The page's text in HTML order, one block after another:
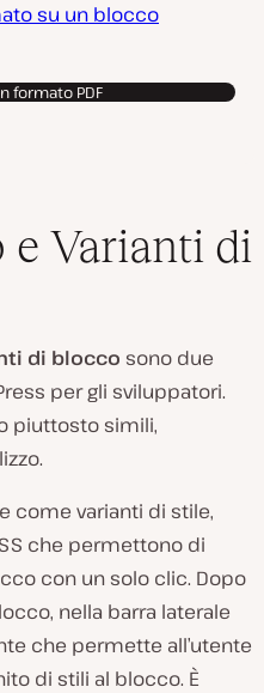
su un blocco
formato PDF
Varianti di
di blocco sono due
per gli sviluppatori.
piuttosto simili,
come varianti di stile,
che permettono di
con un solo clic. Dopo
nella barra laterale
che permette all’utente
di stili al blocco. È